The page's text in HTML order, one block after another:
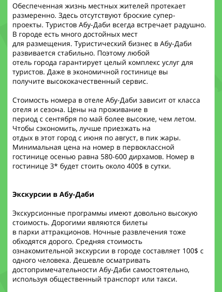
Обеспеченная жизнь местных жителей протекает
размеренно. Здесь отсутствуют броские супер-
проекты. Туристов Абу-Даби всегда встречает радушно.
В городе есть много достойных мест
для размещения. Туристический бизнес в Абу-Даби
развивается стабильно. Поэтому любой
отель города гарантирует целый комплекс услуг для
туристов. Даже в экономичной гостинице вы
получите высококачественный сервис.
Стоимость номера в отеле Абу-Даби зависит от класса
отеля и сезона. Цены на проживание в
период с сентября по май более высокие, чем летом.
Чтобы сэкономить, лучше приезжать на
отдых в этот город с июня по август, в пик жары.
Минимальная цена на номер в первоклассной
гостинице осенью равна 580-600 дирхамов. Номер в
гостинице 3* будет стоить около 400$ в сутки.
Экскурсии в Абу-Даби
Экскурсионные программы имеют довольно высокую
стоимость. Дорогими являются билеты
в парки аттракционов. Ночные развлечения тоже
обходятся дорого. Средняя стоимость
ознакомительной экскурсии в городе составляет 100$ с
одного человека. Дешевле осматривать
достопримечательности Абу-Даби самостоятельно,
используя общественный транспорт или такси.